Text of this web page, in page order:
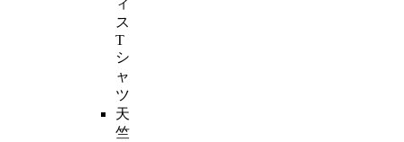
ィ
ス
T
シ
ャ
ツ
天
竺